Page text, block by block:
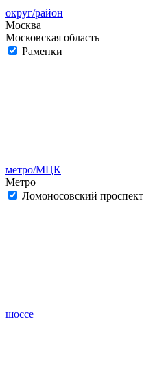
округ/район
Москва
Московская область
Раменки
метро/МЦК
Метро
Ломоносовский проспект
шоссе